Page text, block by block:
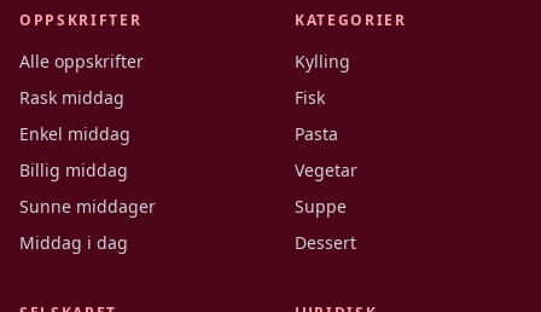
OPPSKRIFTER
Alle oppskrifter
Rask middag
Enkel middag
Billig middag
Sunne middager
Middag i dag
KATEGORIER
Kylling
Fisk
Pasta
Vegetar
Suppe
Dessert